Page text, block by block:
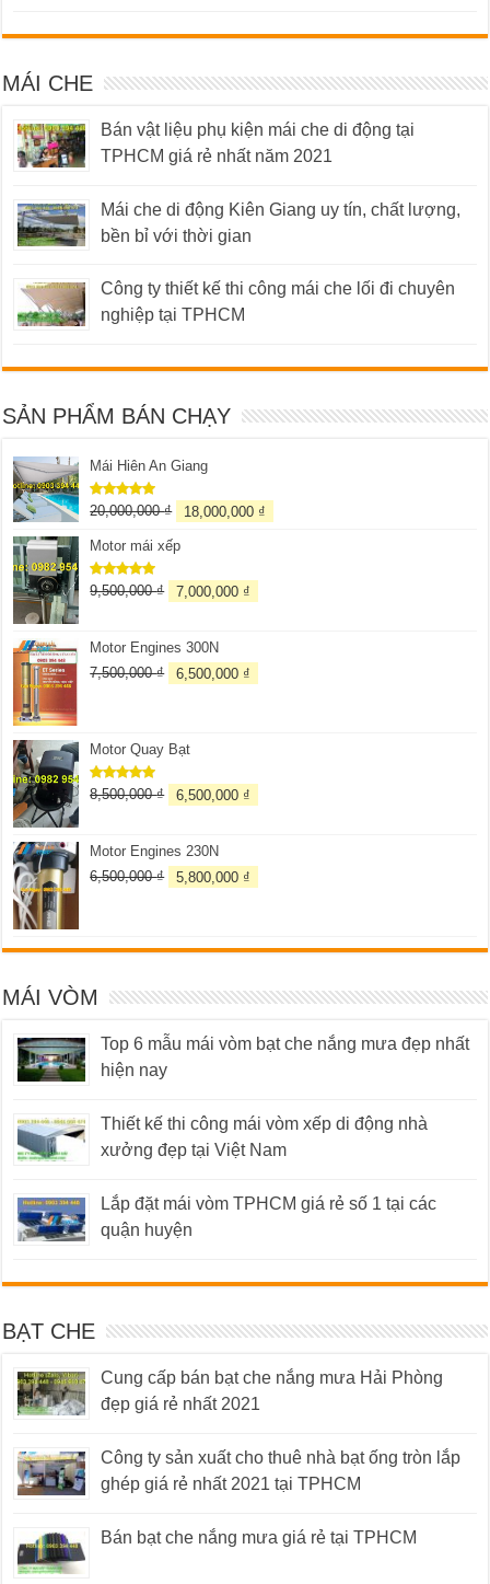
MÁI CHE
Bán vật liệu phụ kiện mái che di động tại
TPHCM giá rẻ nhất năm 2021
Mái che di động Kiên Giang uy tín, chất lượng,
bền bỉ với thời gian
Công ty thiết kế thi công mái che lối đi chuyên
nghiệp tại TPHCM
SẢN PHẨM BÁN CHẠY
Mái Hiên An Giang
Được xếp
5 sao
20,000,000₫ 18,000,000 ₫
Motor mái xếp
Được xếp
9,500,000₫ 7,000,000 ₫
Motor Engines 300N
7,500,000₫ 6,500,000 ₫
Motor Quay Bạt
Được xếp
8,500,000₫ 6,500,000 ₫
Motor Engines 230N
6,500,000₫ 5,800,000 ₫
MÁI VÒM
Top 6 mẫu mái vòm bạt che nắng mưa đẹp nhất
hiện nay
Thiết kế thi công mái vòm xếp di động nhà
xưởng đẹp tại Việt Nam
Lắp đặt mái vòm TPHCM giá rẻ số 1 tại các
quận huyện
BẠT CHE
Cung cấp bán bạt che nắng mưa Hải Phòng
đẹp giá rẻ nhất 2021
Công ty sản xuất cho thuê nhà bạt ống tròn lắp
ghép giá rẻ nhất 2021 tại TPHCM
Bán bạt che nắng mưa giá rẻ tại TPHCM